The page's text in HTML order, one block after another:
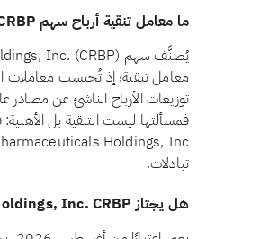
ما معامل تنقية أرباح سهم Corbus Pharmaceuticals Holdings, Inc. CRBP؟
معامل تنقية؛ إذ تُحتسب معاملات
توزيعات الأرباح الناشئ عن مصادر
تبادلات.
هل يجتاز Corbus Pharmaceuticals Holdings, Inc. CRBP معيار أسهم الامتياز وفق أيوفي؟